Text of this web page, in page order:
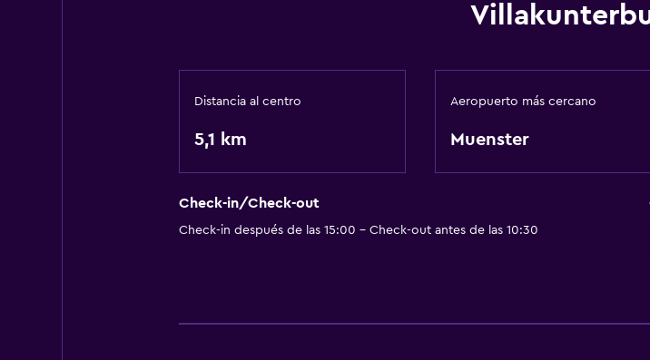
Distancia al centro
5,1 km
Aeropuerto más cercano
Muenster
Check-in/Check-out
Check-in después de las 15:00 - Check-out antes de las 10:30